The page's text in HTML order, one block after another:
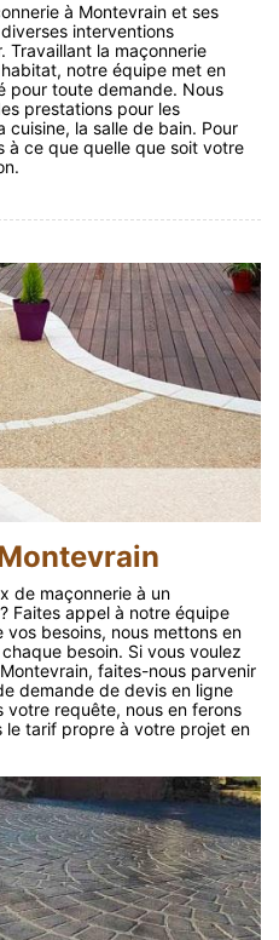
à Montevrain et ses
interventions
Travaillant la maçonnerie
notre équipe met en
pour toute demande. Nous
prestations pour les
cuisine, la salle de bain. Pour
à ce que quelle que soit votre
de maçonnerie à un
Faites appel à notre équipe
vos besoins, nous mettons en
besoin. Si vous voulez
faites-nous parvenir
demande de devis en ligne
requête, nous en ferons
le tarif propre à votre projet en